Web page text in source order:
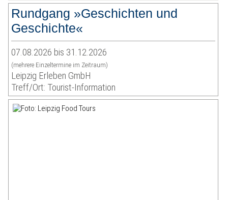
Rundgang »Geschichten und
Geschichte«
07.08.2026 bis 31.12.2026
(mehrere Einzeltermine im Zeitraum)
Leipzig Erleben GmbH
Treff/Ort: Tourist-Information